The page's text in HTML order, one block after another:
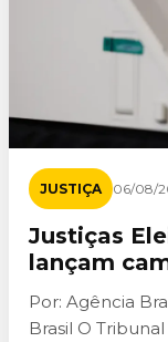
JUSTIÇA 06/08/
Justiças
lançam
Por: Agência
Brasil O